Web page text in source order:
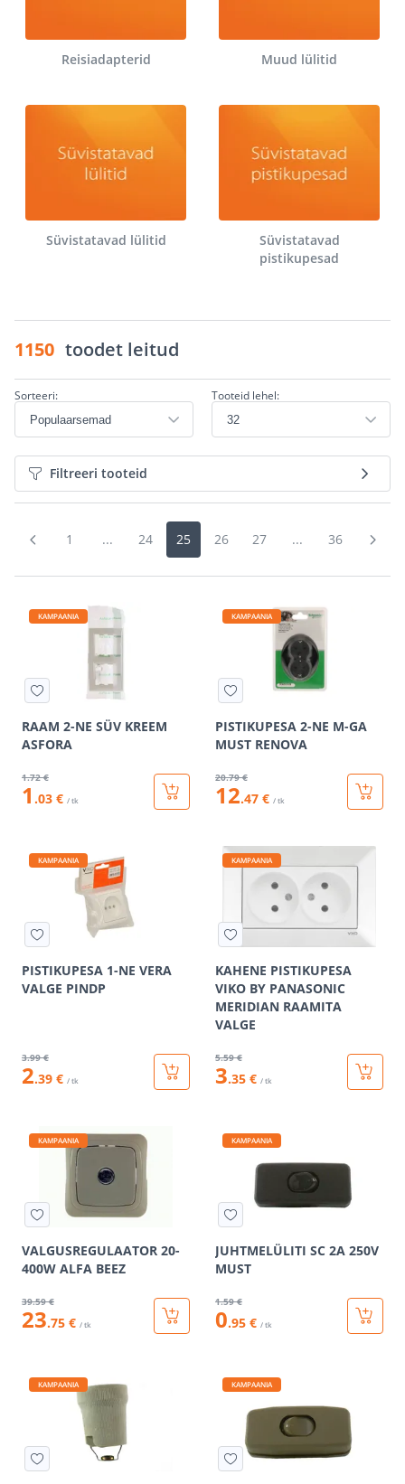
Reisiadapterid Muud lülitid
Süvistatavad lülitid
Süvistatavad
pistikupesad
1150 toodet leitud
Sorteeri: Tooteid lehel:
Filtreeri tooteid
1 ... 24 25 26 27 ... 36
KAMPAANIA
RAAM 2-NE SÜV KREEM
ASFORA
1.72 €
1 .03 € / tk
KAMPAANIA
PISTIKUPESA 2-NE M-GA
MUST RENOVA
20.79 €
12.47 € / tk
KAMPAANIA
PISTIKUPESA 1-NE VERA
VALGE PINDP
3.99 €
2.39 € / tk
KAMPAANIA
KAHENE PISTIKUPESA
VIKO BY PANASONIC
MERIDIAN RAAMITA
VALGE
5.59 €
3.35 € / tk
KAMPAANIA
VALGUSREGULAATOR 20-
400W ALFA BEEZ
39.59 €
23.75 € / tk
KAMPAANIA
JUHTMELÜLITI SC 2A 250V
MUST
1.59 €
0.95 € / tk
KAMPAANIA KAMPAANIA